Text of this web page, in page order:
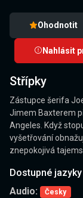
Ohodnotit
Nahlásit
Střípky
Zástupce šerifa
Jimem Baxterem
Angeles. Když
vyšetřování
znepokojivá
Dostupné jazyky
Audio:
Česky